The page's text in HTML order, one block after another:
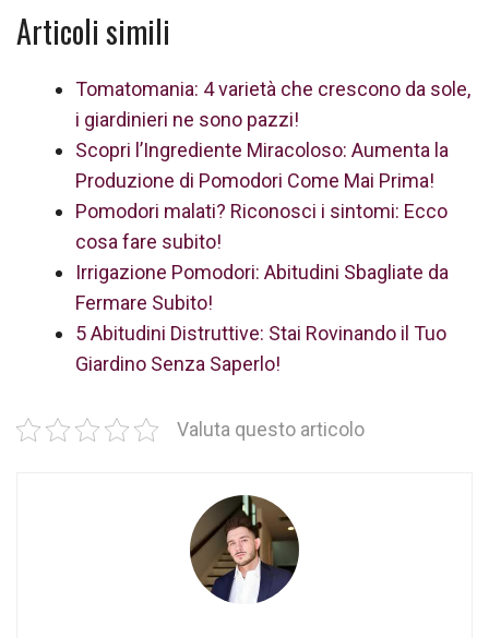
Articoli simili
Tomatomania: 4 varietà che crescono da sole,
i giardinieri ne sono pazzi!
Scopri l’Ingrediente Miracoloso: Aumenta la
Produzione di Pomodori Come Mai Prima!
Pomodori malati? Riconosci i sintomi: Ecco
cosa fare subito!
Irrigazione Pomodori: Abitudini Sbagliate da
Fermare Subito!
5 Abitudini Distruttive: Stai Rovinando il Tuo
Giardino Senza Saperlo!
Valuta questo articolo